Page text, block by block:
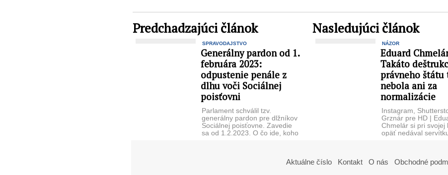
Predchadzajúci článok
SPRAVODAJSTVO
Generálny pardon od 1.
februára 2023:
odpustenie penále z
dlhu voči Sociálnej
poisťovni
Parlament schválil tzv.
generálny pardon pre dlžníkov
Sociálnej poisťovne. Zavedie
sa od 1.2.2023. O čo ide, koho
Nasledujúci článok
NÁZOR
Eduard
Takáto
právneho štátu
nebola ani za
normalizácie
Instagram,
Grznár pre HD |
Chmelár si pri svojej
opäť nedával
Aktuálne číslo Kontakt O nás Obchodné